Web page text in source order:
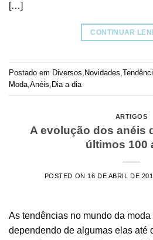
[…]
CONTINUAR
Postado em Diversos Novidades
Moda Anéis Dia a dia
ARTIGOS
A evolução dos anéis
últimos 100
POSTED ON 16 DE ABRIL DE
As tendências no mundo da moda
dependendo de algumas elas até